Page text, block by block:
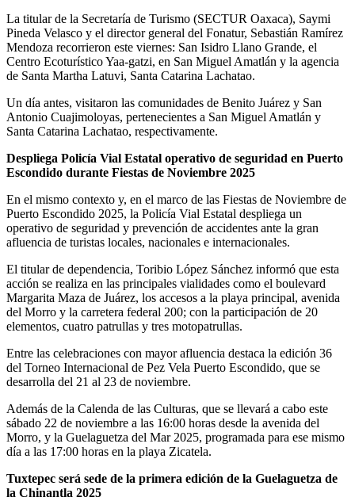
La titular de la Secretaría de Turismo (SECTUR Oaxaca), Saymi
Pineda Velasco y el director general del Fonatur, Sebastián Ramírez
Mendoza recorrieron este viernes: San Isidro Llano Grande, el
Centro Ecoturístico Yaa-gatzi, en San Miguel Amatlán y la agencia
de Santa Martha Latuvi, Santa Catarina Lachatao.
Un día antes, visitaron las comunidades de Benito Juárez y San
Antonio Cuajimoloyas, pertenecientes a San Miguel Amatlán y
Santa Catarina Lachatao, respectivamente.
Despliega Policía Vial Estatal operativo de seguridad en Puerto
Escondido durante Fiestas de Noviembre 2025
En el mismo contexto y, en el marco de las Fiestas de Noviembre de
Puerto Escondido 2025, la Policía Vial Estatal despliega un
operativo de seguridad y prevención de accidentes ante la gran
afluencia de turistas locales, nacionales e internacionales.
El titular de dependencia, Toribio López Sánchez informó que esta
acción se realiza en las principales vialidades como el boulevard
Margarita Maza de Juárez, los accesos a la playa principal, avenida
del Morro y la carretera federal 200; con la participación de 20
elementos, cuatro patrullas y tres motopatrullas.
Entre las celebraciones con mayor afluencia destaca la edición 36
del Torneo Internacional de Pez Vela Puerto Escondido, que se
desarrolla del 21 al 23 de noviembre.
Además de la Calenda de las Culturas, que se llevará a cabo este
sábado 22 de noviembre a las 16:00 horas desde la avenida del
Morro, y la Guelaguetza del Mar 2025, programada para ese mismo
día a las 17:00 horas en la playa Zicatela.
Tuxtepec será sede de la primera edición de la Guelaguetza de
la Chinantla 2025